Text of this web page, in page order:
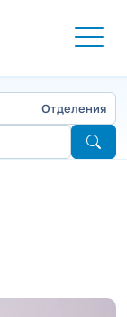
Отделения